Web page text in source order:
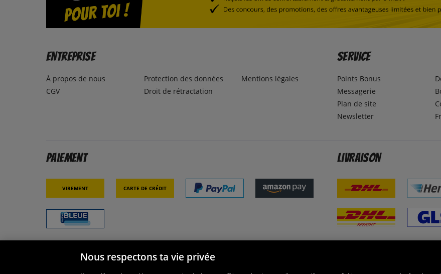
Entreprise
À propos de nous
CGV
Protection des données
Droit de rétractation
Mentions légales
Service
Points Bonus
Messagerie
Plan de site
Newsletter
Paiement
Virement Carte de crédit
Livraison
Nous respectons ta vie privée